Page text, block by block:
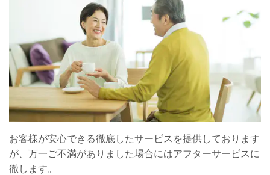
お客様が安心できる徹底したサービスを提供しております
が、万一ご不満がありました場合にはアフターサービスに
徹します。